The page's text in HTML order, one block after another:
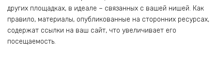
других площадках, в идеале – связанных с вашей нишей. Как
правило, материалы, опубликованные на сторонних ресурсах,
содержат ссылки на ваш сайт, что увеличивает его
посещаемость.